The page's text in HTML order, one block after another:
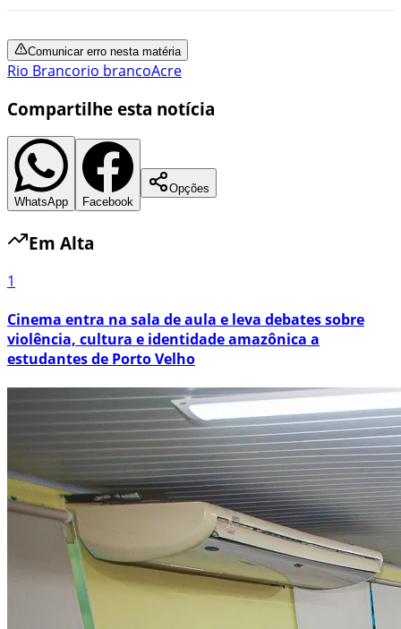
Comunicar erro nesta matéria
Rio Brancorio brancoAcre
Compartilhe esta notícia
WhatsApp Facebook
Opções
Em Alta
1
Cinema entra na sala de aula e leva debates sobre
violência, cultura e identidade amazônica a
estudantes de Porto Velho